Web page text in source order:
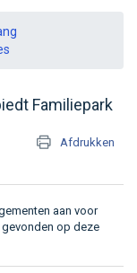
Familiepark
Afdrukken
aan voor
op deze